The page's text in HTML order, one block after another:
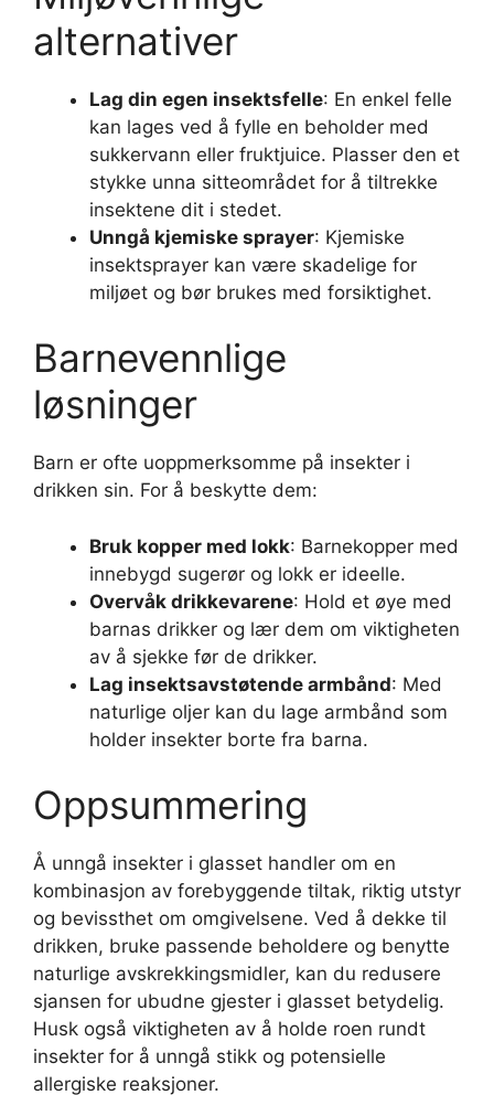
alternativer
Lag din egen insektsfelle: En enkel felle
kan lages ved å fylle en beholder med
sukkervann eller fruktjuice. Plasser den et
stykke unna sitteområdet for å tiltrekke
insektene dit i stedet.
Unngå kjemiske sprayer: Kjemiske
insektsprayer kan være skadelige for
miljøet og bør brukes med forsiktighet.
Barnevennlige
løsninger
Barn er ofte uoppmerksomme på insekter i
drikken sin. For å beskytte dem:
Bruk kopper med lokk: Barnekopper med
innebygd sugerør og lokk er ideelle.
Overvåk drikkevarene: Hold et øye med
barnas drikker og lær dem om viktigheten
av å sjekke før de drikker.
Lag insektsavstøtende armbånd: Med
naturlige oljer kan du lage armbånd som
holder insekter borte fra barna.
Oppsummering
Å unngå insekter i glasset handler om en
kombinasjon av forebyggende tiltak, riktig utstyr
og bevissthet om omgivelsene. Ved å dekke til
drikken, bruke passende beholdere og benytte
naturlige avskrekkingsmidler, kan du redusere
sjansen for ubudne gjester i glasset betydelig.
Husk også viktigheten av å holde roen rundt
insekter for å unngå stikk og potensielle
allergiske reaksjoner.